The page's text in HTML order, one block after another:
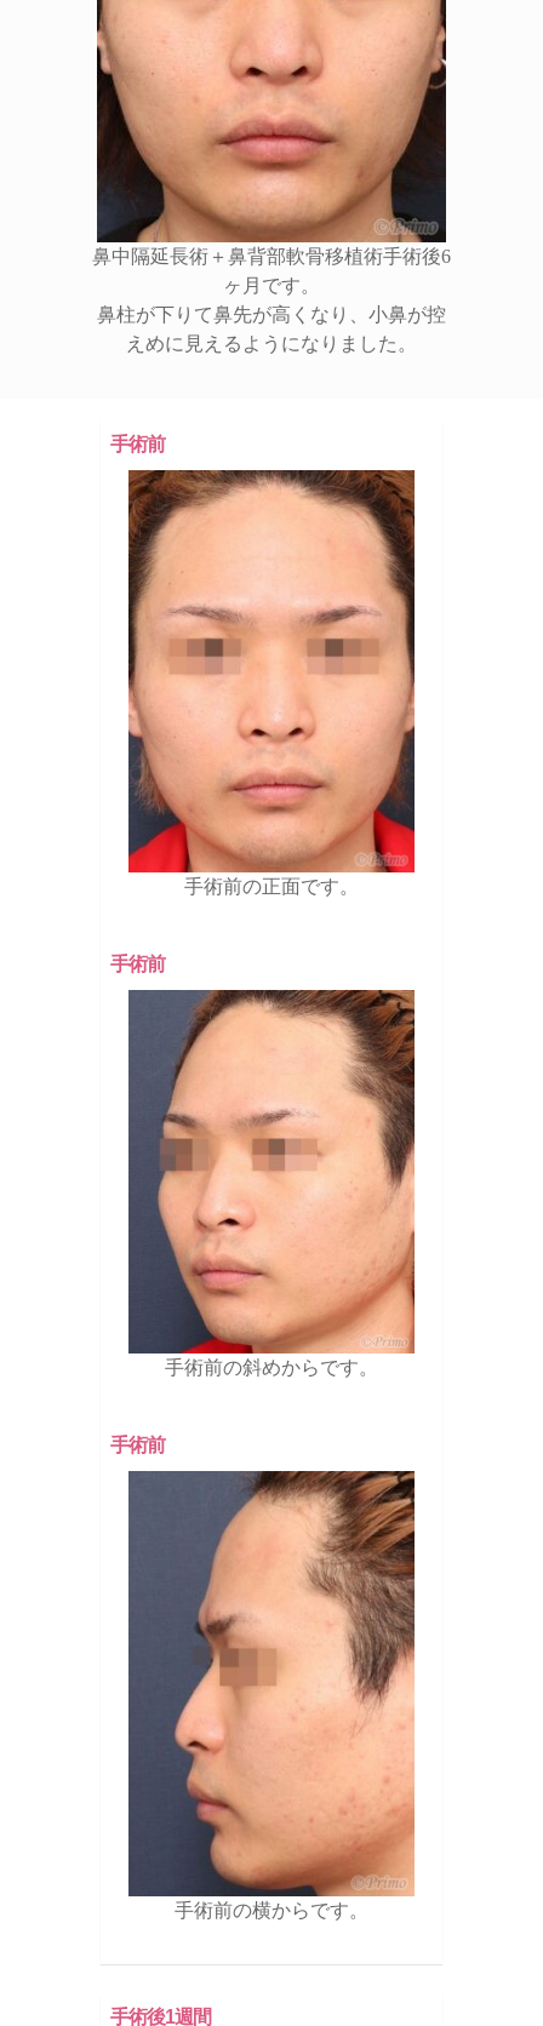
鼻中隔延長術＋鼻背部軟骨移植術手術後6
ヶ月です。
鼻柱が下りて鼻先が高くなり、小鼻が控
えめに見えるようになりました。
手術前
手術前の正面です。
手術前
手術前の斜めからです。
手術前
手術前の横からです。
手術後1週間